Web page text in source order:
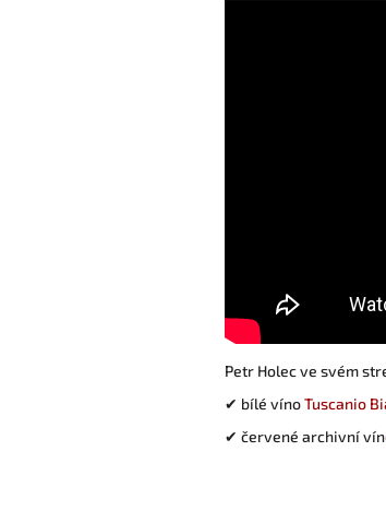
Petr Holec ve svém
✔ bílé vínoTuscanio
✔ červené archivní